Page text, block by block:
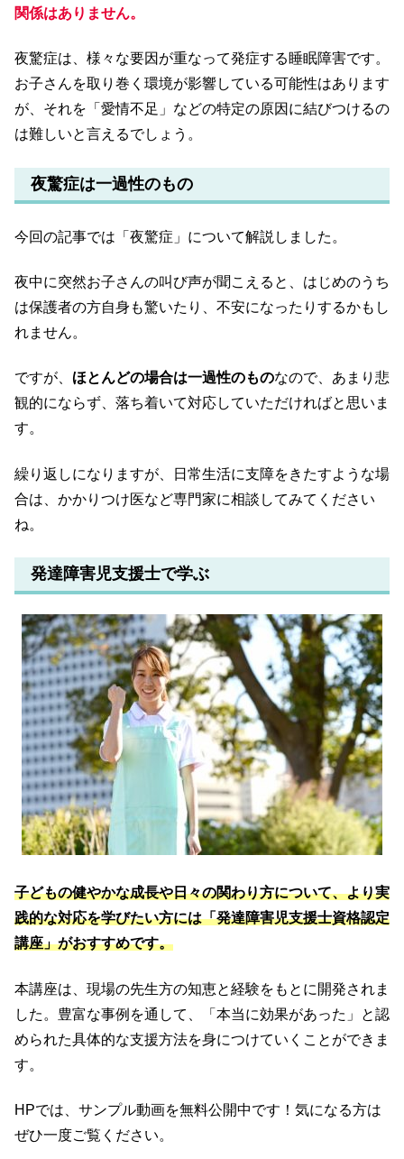
関係はありません。
夜驚症は、様々な要因が重なって発症する睡眠障害です。
お子さんを取り巻く環境が影響している可能性はあります
が、それを「愛情不足」などの特定の原因に結びつけるの
は難しいと言えるでしょう。
夜驚症は一過性のもの
今回の記事では「夜驚症」について解説しました。
夜中に突然お子さんの叫び声が聞こえると、はじめのうち
は保護者の方自身も驚いたり、不安になったりするかもし
れません。
ですが、 ほとんどの場合は一過性のものなので、あまり悲
観的にならず、落ち着いて対応していただければと思いま
す。
繰り返しになりますが、日常生活に支障をきたすような場
合は、かかりつけ医など専門家に相談してみてください
ね。
発達障害児支援士で学ぶ
子どもの健やかな成長や日々の関わり方について、より実
践的な対応を学びたい方には「発達障害児支援士資格認定
講座」がおすすめです。
本講座は、現場の先生方の知恵と経験をもとに開発されま
した。豊富な事例を通して、「本当に効果があった」と認
められた具体的な支援方法を身につけていくことができま
す。
HPでは、サンプル動画を無料公開中です！気になる方は
ぜひ一度ご覧ください。